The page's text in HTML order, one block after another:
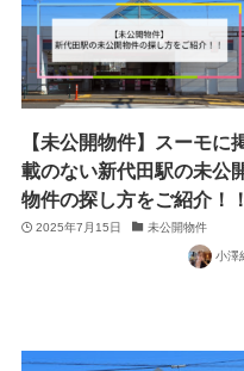
【未公開物件】スーモに
載のない新代田駅の未公
物件の探し方をご紹介！！
2025年7月15日 未公開物件
小澤